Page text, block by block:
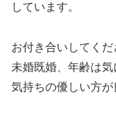
しています。
お付き合いしてくだ
未婚既婚、年齢は気
気持ちの優しい方が